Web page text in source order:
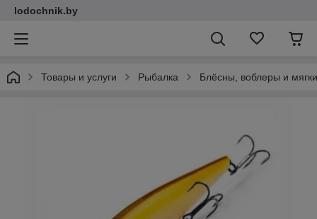
lodochnik.by
Товары и услуги Рыбалка Блёсны, воблеры и